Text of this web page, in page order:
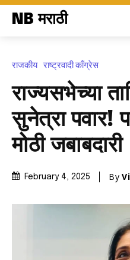
NB मराठी
राजकीय राष्ट्रवादी काँग्रेस
राज्यसभेच्या
सुनेत्रा पवार!
मोठी जबाबदारी
February 4, 2025 By